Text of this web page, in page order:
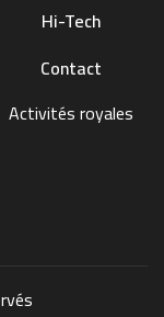
Hi-Tech
Contact
Activités royales